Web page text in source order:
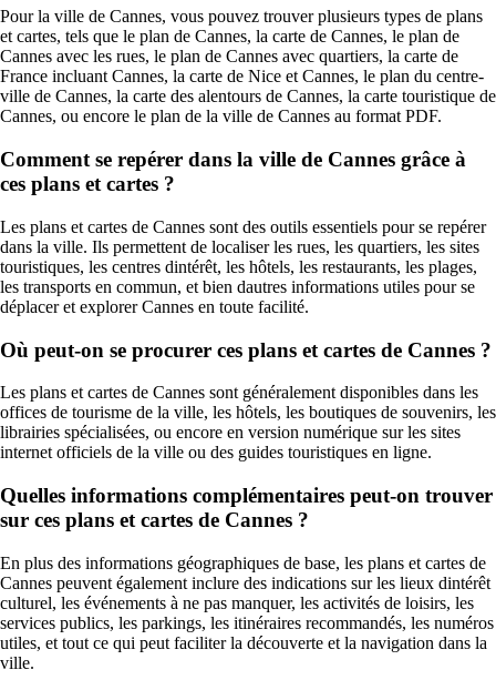
Pour la ville de Cannes, vous pouvez trouver plusieurs types de plans
et cartes, tels que le plan de Cannes, la carte de Cannes, le plan de
Cannes avec les rues, le plan de Cannes avec quartiers, la carte de
France incluant Cannes, la carte de Nice et Cannes, le plan du centre-
ville de Cannes, la carte des alentours de Cannes, la carte touristique de
Cannes, ou encore le plan de la ville de Cannes au format PDF.
Comment se repérer dans la ville de Cannes grâce à
ces plans et cartes ?
Les plans et cartes de Cannes sont des outils essentiels pour se repérer
dans la ville. Ils permettent de localiser les rues, les quartiers, les sites
touristiques, les centres dintérêt, les hôtels, les restaurants, les plages,
les transports en commun, et bien dautres informations utiles pour se
déplacer et explorer Cannes en toute facilité.
Où peut-on se procurer ces plans et cartes de Cannes ?
Les plans et cartes de Cannes sont généralement disponibles dans les
offices de tourisme de la ville, les hôtels, les boutiques de souvenirs, les
librairies spécialisées, ou encore en version numérique sur les sites
internet officiels de la ville ou des guides touristiques en ligne.
Quelles informations complémentaires peut-on trouver
sur ces plans et cartes de Cannes ?
En plus des informations géographiques de base, les plans et cartes de
Cannes peuvent également inclure des indications sur les lieux dintérêt
culturel, les événements à ne pas manquer, les activités de loisirs, les
services publics, les parkings, les itinéraires recommandés, les numéros
utiles, et tout ce qui peut faciliter la découverte et la navigation dans la
ville.